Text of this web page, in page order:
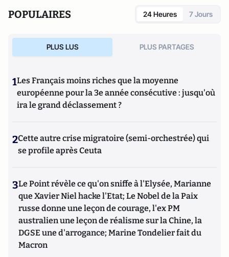
POPULAIRES 24 Heures 7 Jours
PLUS LUS PLUS PARTAGES
1Les Français moins riches que la moyenne
européenne pour la 3e année consécutive : jusqu'où
ira le grand déclassement ?
2Cette autre crise migratoire (semi-orchestrée) qui
se profile après Ceuta
3Le Point révèle ce qu'on sniffe à l'Elysée, Marianne
que Xavier Niel hacke l'Etat; Le Nobel de la Paix
russe donne une leçon de courage, l'ex PM
australien une leçon de réalisme sur la Chine, la
DGSE une d'arrogance; Marine Tondelier fait du
Macron